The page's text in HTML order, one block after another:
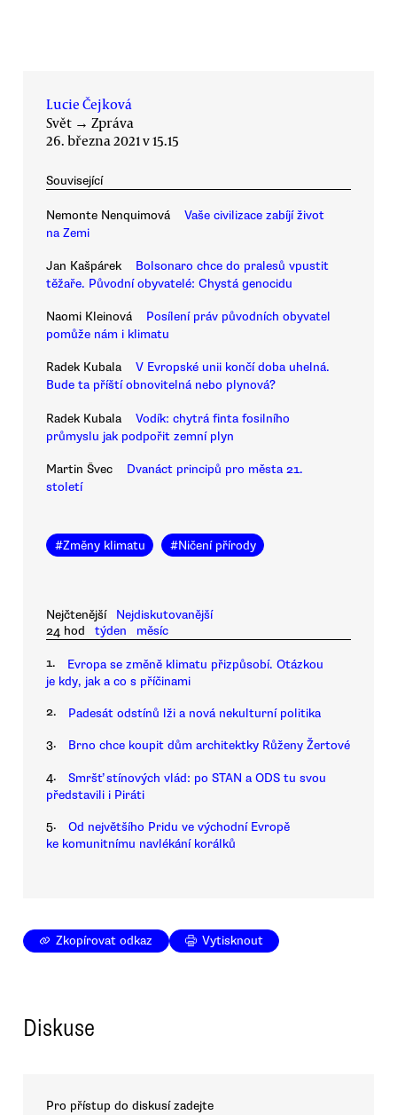
Lucie Čejková
Svět → Zpráva
26. března 2021 v 15.15
Související
Nemonte Nenquimová
Vaše civilizace zabíjí život
na Zemi
Jan Kašpárek
Bolsonaro chce do pralesů vpustit
těžaře. Původní obyvatelé: Chystá genocidu
Naomi Kleinová
Posílení práv původních obyvatel
pomůže nám i klimatu
Radek Kubala
V Evropské unii končí doba uhelná.
Bude ta příští obnovitelná nebo plynová?
Radek Kubala
Vodík: chytrá finta fosilního
průmyslu jak podpořit zemní plyn
Martin Švec
Dvanáct principů pro města 21.
století
#Změny klimatu #Ničení přírody
Nejčtenější
Nejdiskutovanější
24 hod
týden měsíc
1.
Evropa se změně klimatu přizpůsobí. Otázkou
je kdy, jak a co s příčinami
2. Padesát odstínů lži a nová nekulturní politika
3. Brno chce koupit dům architektky Růženy Žertové
4.
Smršť stínových vlád: po STAN a ODS tu svou
představili i Piráti
5.
Od největšího Pridu ve východní Evropě
ke komunitnímu navlékání korálků
Zkopírovat odkaz Vytisknout
Diskuse
Pro přístup do diskusí zadejte